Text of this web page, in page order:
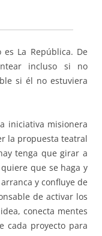
es La República. De
incluso si no
si él no estuviera
iniciativa misionera
la propuesta teatral
tenga que girar a
que se haga y
y confluye de
de activar los
conecta mentes
cada proyecto para